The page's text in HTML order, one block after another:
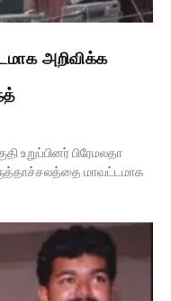
அறிவிக்க
பிரேமலதா
மாவட்டமாக